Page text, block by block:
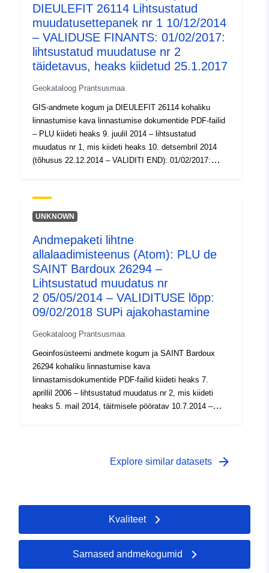
DIEULEFIT 26114 Lihtsustatud
muudatusettepanek nr 1 10/12/2014
– VALIDUSE FINANTS: 01/02/2017:
lihtsustatud muudatuse nr 2
täidetavus, heaks kiidetud 25.1.2017
Geokataloog Prantsusmaa
GIS-andmete kogum ja DIEULEFIT 26114 kohaliku
linnastumise kava linnastumise dokumentide PDF-failid
– PLU kiideti heaks 9. juulil 2014 – lihtsustatud
muudatus nr 1, mis kiideti heaks 10. detsembril 2014
(tõhusus 22.12.2014 – VALIDITI END): 01/02/2017:
UNKNOWN
Andmepaketi lihtne
allalaadimisteenus (Atom): PLU de
SAINT Bardoux 26294 –
Lihtsustatud muudatus nr
2 05/05/2014 – VALIDITUSE lõpp:
09/02/2018 SUPi ajakohastamine
Geokataloog Prantsusmaa
Geoinfosüsteemi andmete kogum ja SAINT Bardoux
26294 kohaliku linnastumise kava
linnastamisdokumentide PDF-failid kiideti heaks 7.
aprillil 2006 – lihtsustatud muudatus nr 2, mis kiideti
heaks 5. mail 2014, täitmisele pööratav 10.7.2014 –
Explore similar datasets arrow_forward
Kvaliteet
Sarnased andmekogumid